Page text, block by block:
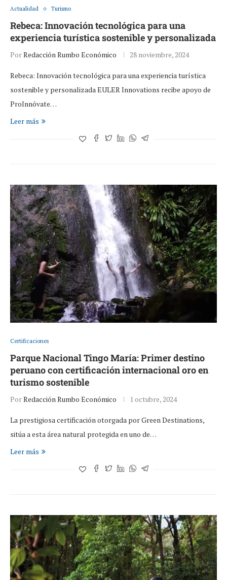
Actualidad Turismo
Rebeca: Innovación tecnológica para una
experiencia turística sostenible y personalizada
PorRedacción Rumbo Económico 28 noviembre, 2024
Rebeca: Innovación tecnológica para una experiencia turística
sostenible y personalizada EULER Innovations recibe apoyo de
ProInnóvate…
Leer más
Certificaciones
Parque Nacional Tingo María: Primer destino
peruano con certificación internacional oro en
turismo sostenible
PorRedacción Rumbo Económico 1 octubre, 2024
La prestigiosa certificación otorgada por Green Destinations,
sitúa a esta área natural protegida en uno de…
Leer más